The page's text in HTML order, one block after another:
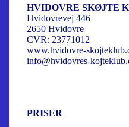
HVIDOVRE SKØJTE
Hvidovrevej 446
2650 Hvidovre
CVR: 23771012
www.hvidovre-
info@hvidovres-
PRISER